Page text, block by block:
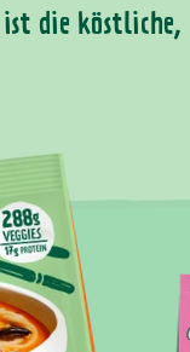
ist die köstliche,